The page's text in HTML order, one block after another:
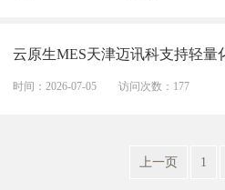
云原生MES天津迈讯科支持轻量
时间：2026-07-05 访问次数：177
上一页 1